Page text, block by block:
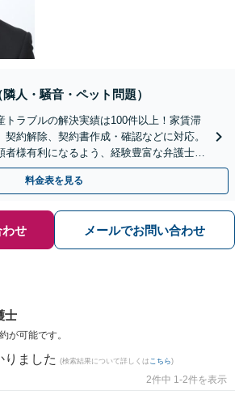
人・騒音・ペット問題）
トラブルの解決実績は100件以上！家賃滞
約解除、契約書作成・確認などに対応。
者様有利になるよう、経験豊富な弁護士が
話相談からお越しください
料金表を見る
せ メールでお問い合わせ
士
が可能です。
りました (検索結果について詳しくは こちら)
2件中 1-2件を表示